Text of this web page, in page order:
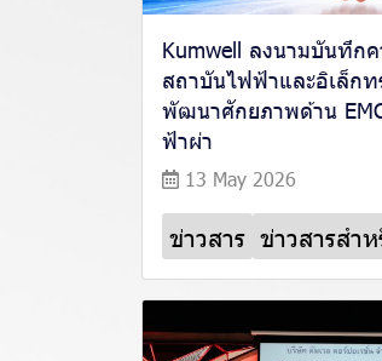
Kumwell ลงนามบันทึกค
สถาบันไฟฟ้าและอิเล็ก
พัฒนาศักยภาพด้าน
ฟ้าผ่า
13 May 2026
ข่าวสาร ข่าวสารสำ